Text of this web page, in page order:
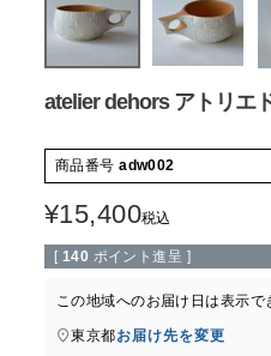
atelier dehors アトリエ
商品番号 adw002
¥15,400税込
[ 140 ポイント進呈 ]
この地域へのお届け日は表示で
東京都お届け先を変更